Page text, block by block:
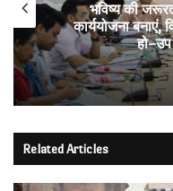
भविष्य की
कार्ययोजना बनाएं,
Related Articles